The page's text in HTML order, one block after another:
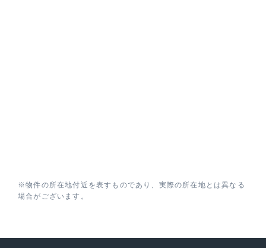
※物件の所在地付近を表すものであり、実際の所在地とは異なる
場合がございます。